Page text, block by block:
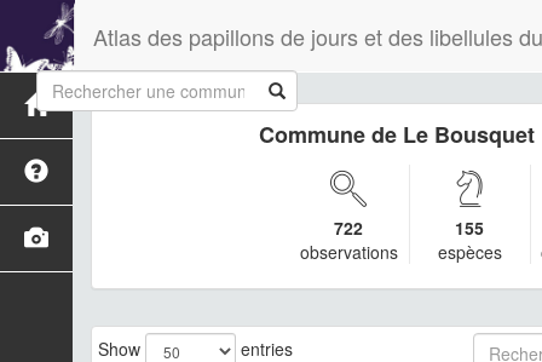
Atlas des papillons de jours et des libellules
Commune de Le Bousquet
722
observations
155
espèces
Show entries